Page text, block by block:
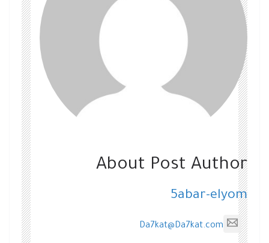
About Post Author
5abar-elyom
Da7kat@Da7kat.com